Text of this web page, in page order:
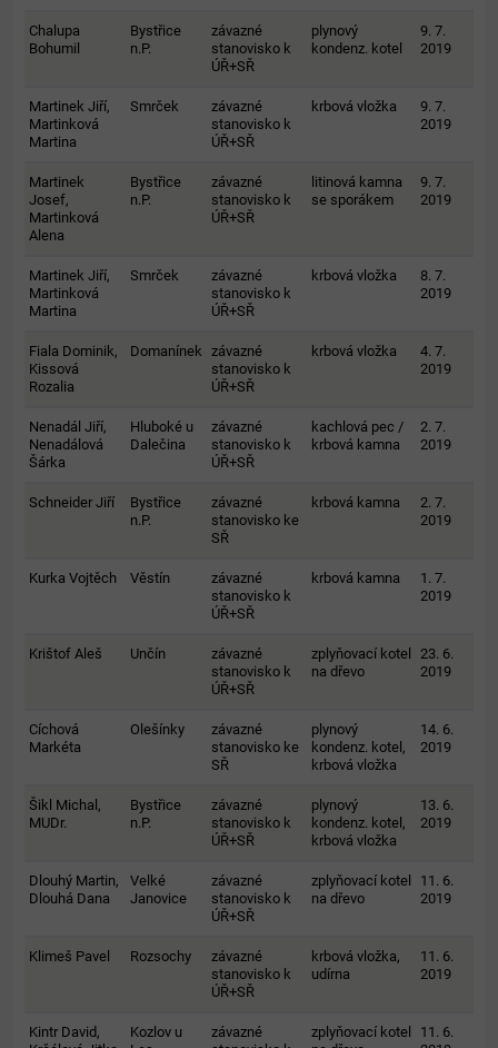
Chalupa
Bohumil
Bystřice
n.P.
závazné
stanovisko k
ÚŘ+SŘ
plynový
kondenz. kotel
9. 7.
2019
Martinek Jiří,
Martinková
Martina
Smrček
závazné
stanovisko k
ÚŘ+SŘ
krbová vložka
9. 7.
2019
Martinek
Josef,
Martinková
Alena
Bystřice
n.P.
závazné
stanovisko k
ÚŘ+SŘ
litinová kamna
se sporákem
9. 7.
2019
Martinek Jiří,
Martinková
Martina
Smrček
závazné
stanovisko k
ÚŘ+SŘ
krbová vložka
8. 7.
2019
Fiala Dominik,
Kissová
Rozalia
Domanínek závazné
stanovisko k
ÚŘ+SŘ
krbová vložka
4. 7.
2019
Nenadál Jiří,
Nenadálová
Šárka
Hluboké u
Dalečina
závazné
stanovisko k
ÚŘ+SŘ
kachlová pec /
krbová kamna
2. 7.
2019
Schneider Jiří
Bystřice
n.P.
závazné
stanovisko ke
SŘ
krbová kamna
2. 7.
2019
Kurka Vojtěch Věstín
závazné
stanovisko k
ÚŘ+SŘ
krbová kamna
1. 7.
2019
Krištof Aleš Unčín
závazné
stanovisko k
ÚŘ+SŘ
zplyňovací kotel
na dřevo
23. 6.
2019
Cíchová
Markéta
Olešínky
závazné
stanovisko ke
SŘ
plynový
kondenz. kotel,
krbová vložka
14. 6.
2019
Šikl Michal,
MUDr.
Bystřice
n.P.
závazné
stanovisko k
ÚŘ+SŘ
plynový
kondenz. kotel,
krbová vložka
13. 6.
2019
Dlouhý Martin,
Dlouhá Dana
Velké
Janovice
závazné
stanovisko k
ÚŘ+SŘ
zplyňovací kotel
na dřevo
11. 6.
2019
Klimeš Pavel Rozsochy
závazné
stanovisko k
ÚŘ+SŘ
krbová vložka,
udírna
11. 6.
2019
Kintr David,
Kozlov u
závazné
zplyňovací kotel
11. 6.